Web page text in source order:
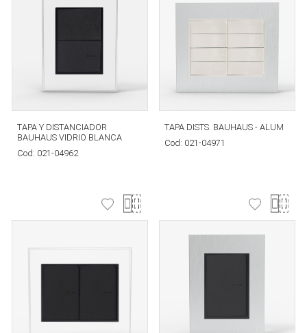
TAPA Y DISTANCIADOR
BAUHAUS VIDRIO BLANCA
Cod: 021-04962
TAPA DISTS. BAUHAUS - ALUM
Cod: 021-04971